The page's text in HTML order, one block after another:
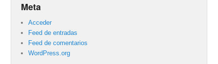
Meta
Acceder
Feed de entradas
Feed de comentarios
WordPress.org